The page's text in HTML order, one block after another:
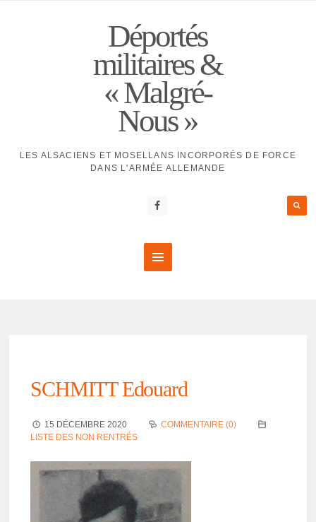
Déportés
militaires &
« Malgré-
Nous »
LES ALSACIENS ET MOSELLANS INCORPORÉS DE FORCE
DANS L'ARMÉE ALLEMANDE
SCHMITT Edouard
15 DÉCEMBRE 2020
COMMENTAIRE (0)
LISTE DES NON RENTRÉS